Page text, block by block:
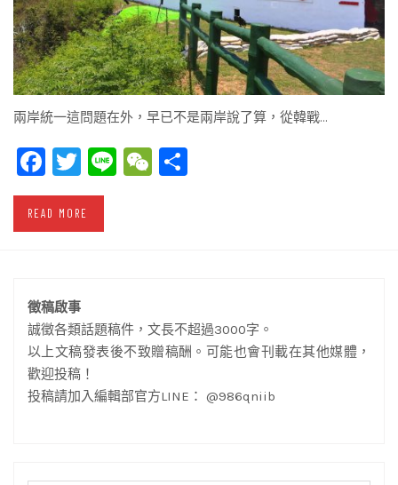
兩岸統一這問題在外，早已不是兩岸說了算，從韓戰…
Facebook
Twitter
LineWeChat
READ MORE
徵稿啟事
誠徵各類話題稿件，文長不超過3000字。
以上文稿發表後不致贈稿酬。可能也會刊載在其他媒體，
歡迎投稿！
投稿請加入編輯部官方LINE： @986qniib